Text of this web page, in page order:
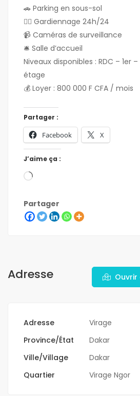
🚗 Parking en sous-sol
👮‍♂️ Gardiennage 24h/24
📹 Caméras de surveillance
🛎 Salle d’accueil
Niveaux disponibles : RDC – 1er
étage
💰 Loyer : 800 000 F CFA / mois
Partager :
Facebook X
J’aime ça :
Partager
Adresse
Adresse
Virage
Province/État
Dakar
Ville/Village
Dakar
Quartier
Virage Ngor